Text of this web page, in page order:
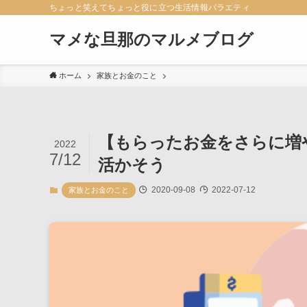
ちょっと笑えてちょっと役に立つ生活情報バラエティ
マメな旦那のマルメブログ
ホーム 家族とお金のこと
【もらったお金をさらに
活かそう
2022
7/12
家族とお金のこと 2020-09-08 2022-07-12